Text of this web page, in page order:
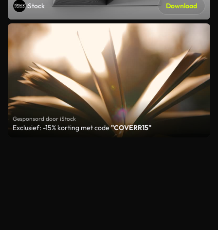
iStock Download
Gesponsord door iStock
Exclusief: -15% korting met code"COVERR15"